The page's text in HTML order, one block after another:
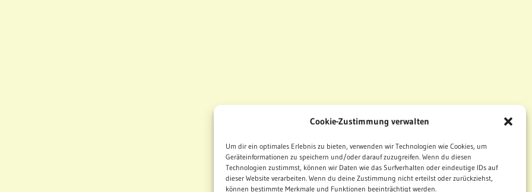
Cookie-Zustimmung verwalten
Um dir ein optimales Erlebnis zu bieten, verwenden wir Technologien wie Cookies, um
Geräteinformationen zu speichern und/oder darauf zuzugreifen. Wenn du diesen
Technologien zustimmst, können wir Daten wie das Surfverhalten oder eindeutige IDs auf
dieser Website verarbeiten. Wenn du deine Zustimmung nicht erteilst oder zurückziehst,
können bestimmte Merkmale und Funktionen beeinträchtigt werden.